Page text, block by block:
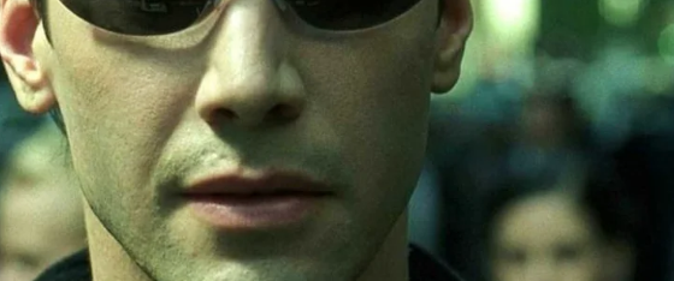
എന്ന വ്യാജപ്രചരണം അഴിച്ച് വിട്ടാണ് ഹിന്ദുക്കളെ കൂട്ടക്കൊല
ഇറങ്ങി തിരിച്ചത്..